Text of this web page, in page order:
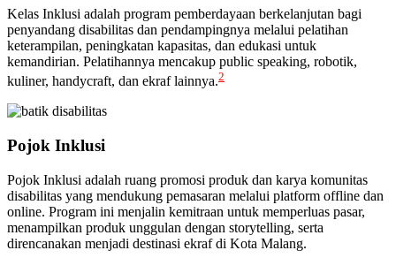
Kelas Inklusi adalah program pemberdayaan berkelanjutan bagi
penyandang disabilitas dan pendampingnya melalui pelatihan
keterampilan, peningkatan kapasitas, dan edukasi untuk
kemandirian. Pelatihannya mencakup public speaking, robotik,
kuliner, handycraft, dan ekraf lainnya.2
Pojok Inklusi
Pojok Inklusi adalah ruang promosi produk dan karya komunitas
disabilitas yang mendukung pemasaran melalui platform offline dan
online. Program ini menjalin kemitraan untuk memperluas pasar,
menampilkan produk unggulan dengan storytelling, serta
direncanakan menjadi destinasi ekraf di Kota Malang.